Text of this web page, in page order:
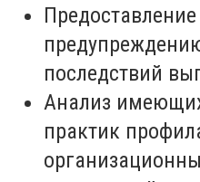
последствий
Анализ
практик